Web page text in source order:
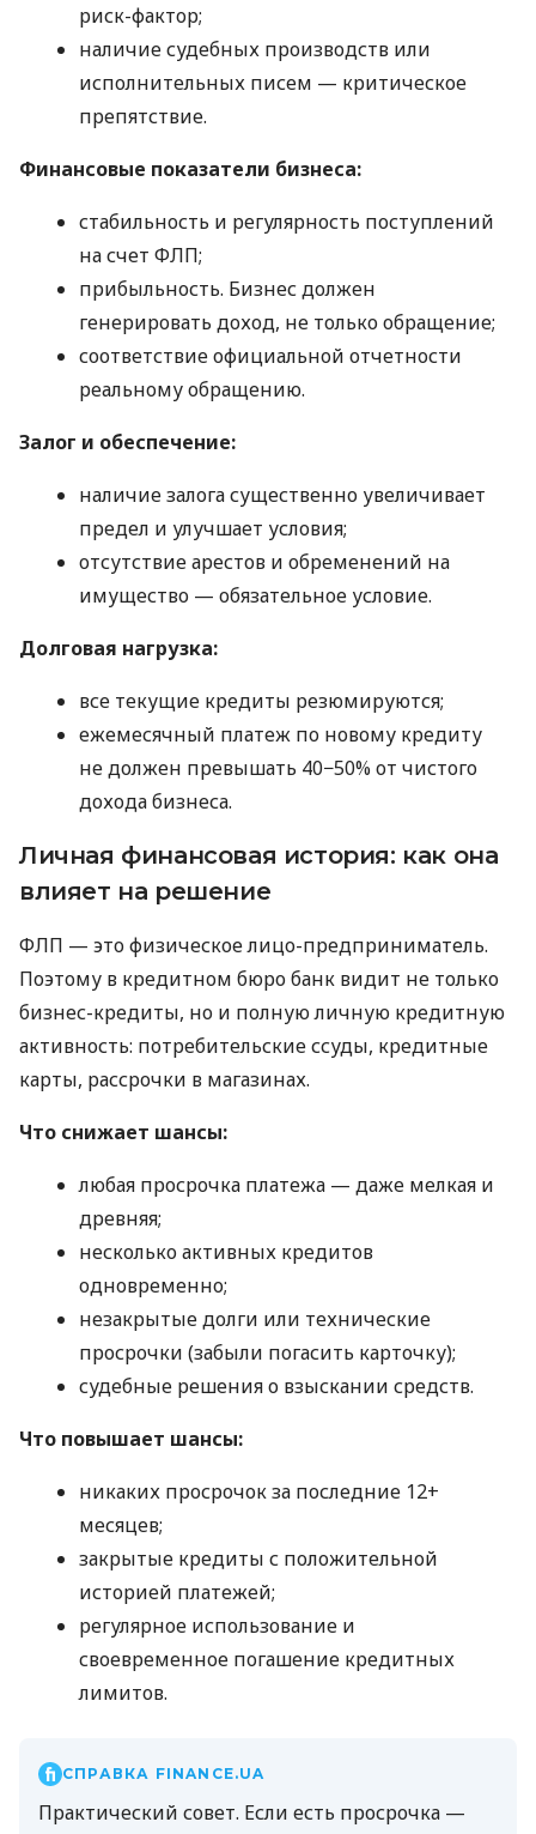
риск-фактор;
наличие судебных производств или
исполнительных писем — критическое
препятствие.
Финансовые показатели бизнеса:
стабильность и регулярность поступлений
на счет ФЛП;
прибыльность. Бизнес должен
генерировать доход, не только обращение;
соответствие официальной отчетности
реальному обращению.
Залог и обеспечение:
наличие залога существенно увеличивает
предел и улучшает условия;
отсутствие арестов и обременений на
имущество — обязательное условие.
Долговая нагрузка:
все текущие кредиты резюмируются;
ежемесячный платеж по новому кредиту
не должен превышать 40−50% от чистого
дохода бизнеса.
Личная финансовая история: как она
влияет на решение
ФЛП — это физическое лицо-предприниматель.
Поэтому в кредитном бюро банк видит не только
бизнес-кредиты, но и полную личную кредитную
активность: потребительские ссуды, кредитные
карты, рассрочки в магазинах.
Что снижает шансы:
любая просрочка платежа — даже мелкая и
древняя;
несколько активных кредитов
одновременно;
незакрытые долги или технические
просрочки (забыли погасить карточку);
судебные решения о взыскании средств.
Что повышает шансы:
никаких просрочок за последние 12+
месяцев;
закрытые кредиты с положительной
историей платежей;
регулярное использование и
своевременное погашение кредитных
лимитов.
СПРАВКА FINANCE.UA
Практический совет. Если есть просрочка —